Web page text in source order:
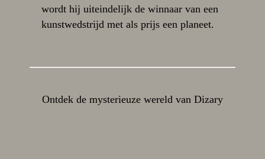
wordt hij uiteindelijk de winnaar van een
kunstwedstrijd met als prijs een planeet.
Ontdek de mysterieuze wereld van Dizary